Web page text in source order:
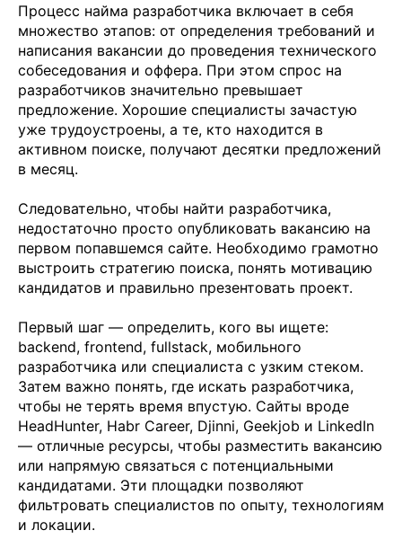
Процесс найма разработчика включает в себя
множество этапов: от определения требований и
написания вакансии до проведения технического
собеседования и оффера. При этом спрос на
разработчиков значительно превышает
предложение. Хорошие специалисты зачастую
уже трудоустроены, а те, кто находится в
активном поиске, получают десятки предложений
в месяц.
Следовательно, чтобы найти разработчика,
недостаточно просто опубликовать вакансию на
первом попавшемся сайте. Необходимо грамотно
выстроить стратегию поиска, понять мотивацию
кандидатов и правильно презентовать проект.
Первый шаг — определить, кого вы ищете:
backend, frontend, fullstack, мобильного
разработчика или специалиста с узким стеком.
Затем важно понять, где искать разработчика,
чтобы не терять время впустую. Сайты вроде
HeadHunter, Habr Career, Djinni, Geekjob и LinkedIn
— отличные ресурсы, чтобы разместить вакансию
или напрямую связаться с потенциальными
кандидатами. Эти площадки позволяют
фильтровать специалистов по опыту, технологиям
и локации.